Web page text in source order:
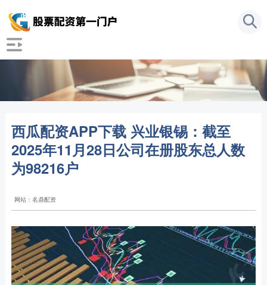
西瓜配资APP下载 兴业银锡：截至
2025年11月28日公司在册股东总人数
为98216户
网站：名鼎配资